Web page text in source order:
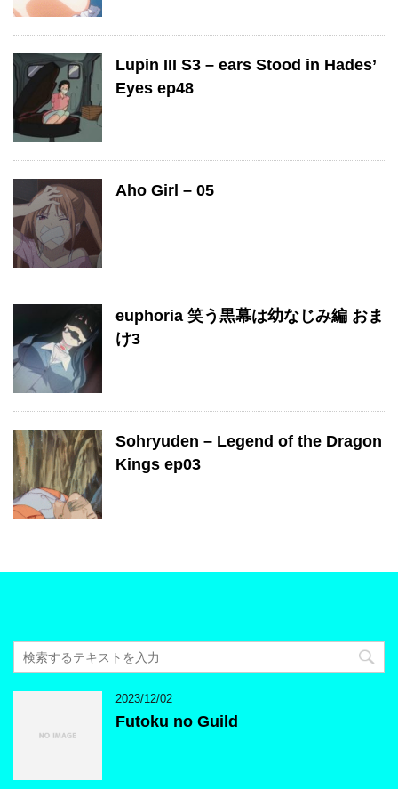
Lupin III S3 – ears Stood in Hades’
Eyes ep48
Aho Girl – 05
euphoria 笑う黒幕は幼なじみ編 おま
け3
Sohryuden – Legend of the Dragon
Kings ep03
2023/12/02
Futoku no Guild